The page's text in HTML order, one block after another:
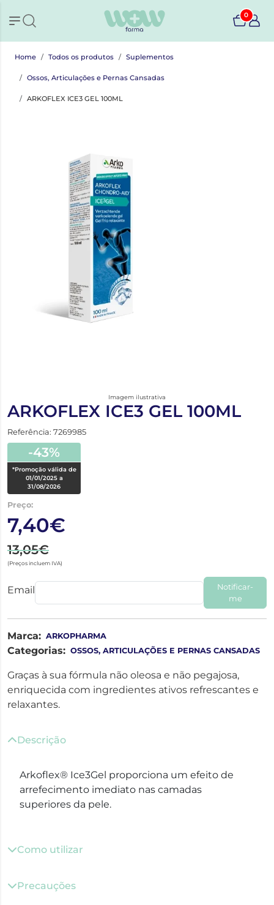
0
Home Todos os produtos Suplementos
Ossos, Articulações e Pernas Cansadas
ARKOFLEX ICE3 GEL 100ML
Imagem ilustrativa
ARKOFLEX ICE3 GEL 100ML
Referência: 7269985
-43%
*Promoção válida de
01/01/2025 a
31/08/2026
Preço:
7,40€
13,05€
(Preços incluem IVA)
Email
Notificar-
me
Marca: ARKOPHARMA
Categorias: OSSOS, ARTICULAÇÕES E PERNAS CANSADAS
Graças à sua fórmula não oleosa e não pegajosa,
enriquecida com ingredientes ativos refrescantes e
relaxantes.
Descrição
Arkoflex® Ice3Gel proporciona um efeito de
arrefecimento imediato nas camadas
superiores da pele.
Como utilizar
Precauções